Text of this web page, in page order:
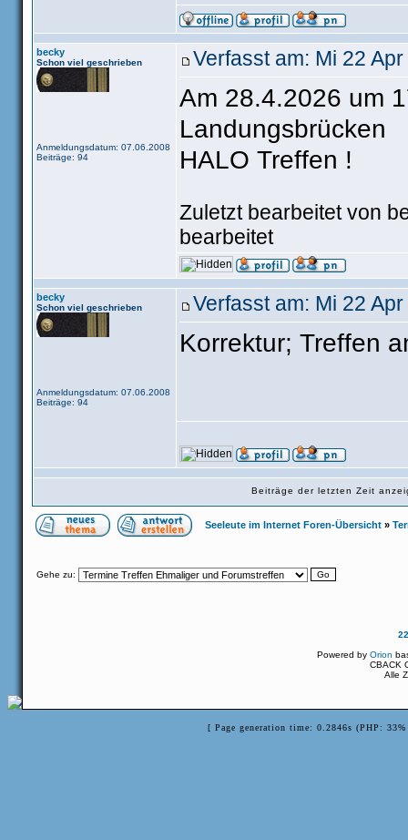
becky
Schon viel geschrieben
Anmeldungsdatum: 07.06.2008
Beiträge: 94
Verfasst am: Mi 22
Am 28.4.2026 um
Landungsbrücken
HALO Treffen !
Zuletzt bearbeitet von
bearbeitet
becky
Schon viel geschrieben
Anmeldungsdatum: 07.06.2008
Beiträge: 94
Verfasst am: Mi 22
Korrektur; Treffen
Beiträge der letzten Zeit
Seeleute im Internet Foren-Übersicht »
Gehe zu:
Powered by Orion
CBACK
Alle
[ Page generation time: 0.2846s (PHP: